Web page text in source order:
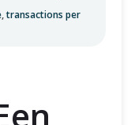
,transactions per